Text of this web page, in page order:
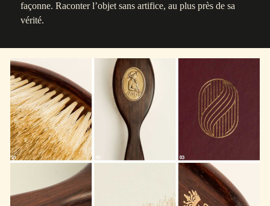
façonne. Raconter l’objet sans artifice, au plus près de sa
vérité.